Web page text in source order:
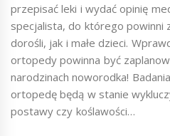
przepisać leki i wydać opinię
specjalista, do którego powinni
dorośli, jak i małe dzieci.
ortopedy powinna być
narodzinach noworodka!
ortopedę będą w stanie
postawy czy koślawości…